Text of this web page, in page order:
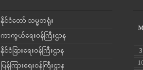
နိုင်ငံတော် သမ္မတရုံး
ကာကွယ်ရေးဝန်ကြီးဌာန
နိုင်ငံခြားရေးဝန်ကြီးဌာန
ပြန်ကြားရေးဝန်ကြီးဌာန
3